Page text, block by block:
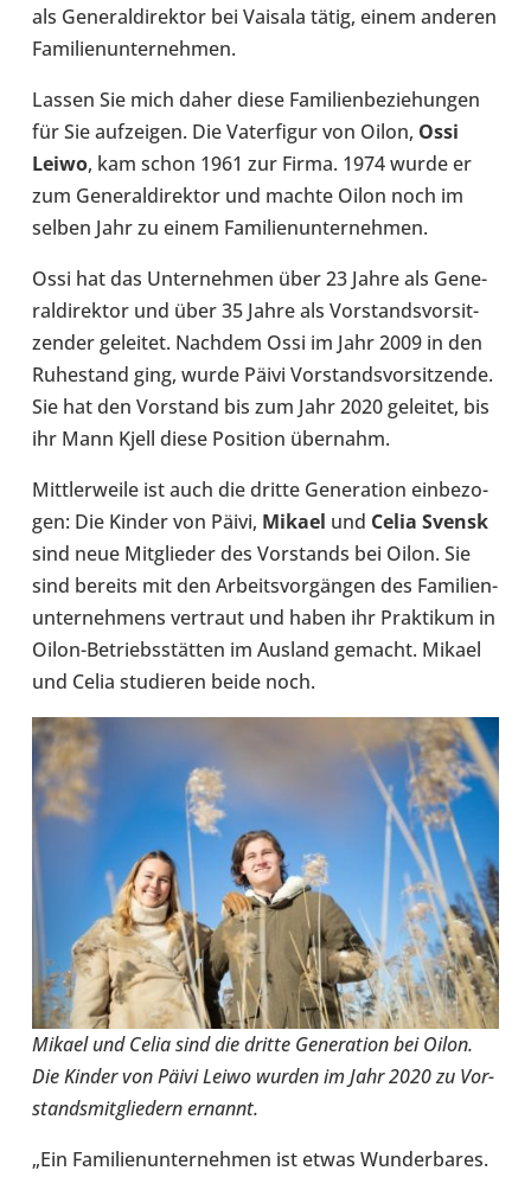
als Gene­ral­di­rek­tor bei Vaisala tätig, einem anderen
Fami­li­en­un­ter­neh­men.
Lassen Sie mich daher diese Fami­li­en­be­zie­hun­gen
für Sie auf­zei­gen. Die Vater­fi­gur von Oilon, Ossi
Leiwo, kam schon 1961 zur Firma. 1974 wurde er
zum Gene­ral­di­rek­tor und machte Oilon noch im
selben Jahr zu einem Fami­li­en­un­ter­neh­men.
Ossi hat das Unter­neh­men über 23 Jahre als Gene­
ral­di­rek­tor und über 35 Jahre als Vor­stands­vor­sit­
zen­der gelei­tet. Nachdem Ossi im Jahr 2009 in den
Ruhe­stand ging, wurde Päivi Vor­stands­vor­sit­zende.
Sie hat den Vor­stand bis zum Jahr 2020 gelei­tet, bis
ihr Mann Kjell diese Posi­tion über­nahm.
Mitt­ler­weile ist auch die dritte Genera­tion ein­be­zo­
gen: Die Kinder von Päivi, Mikael und Celia Svensk
sind neue Mit­glie­der des Vor­stands bei Oilon. Sie
sind bereits mit den Arbeits­vor­gän­gen des Fami­li­en­
un­ter­neh­mens ver­traut und haben ihr Prak­ti­kum in
Oilon-​Betriebsstätten im Ausland gemacht. Mikael
und Celia stu­die­ren beide noch.
Mikael und Celia sind die dritte Genera­tion bei Oilon.
Die Kinder von Päivi Leiwo wurden im Jahr 2020 zu Vor­
stands­mit­glie­dern ernannt.
„Ein Fami­li­en­un­ter­neh­men ist etwas Wun­der­ba­res.